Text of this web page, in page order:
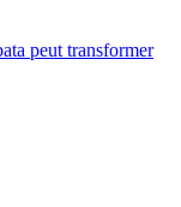
peut transformer